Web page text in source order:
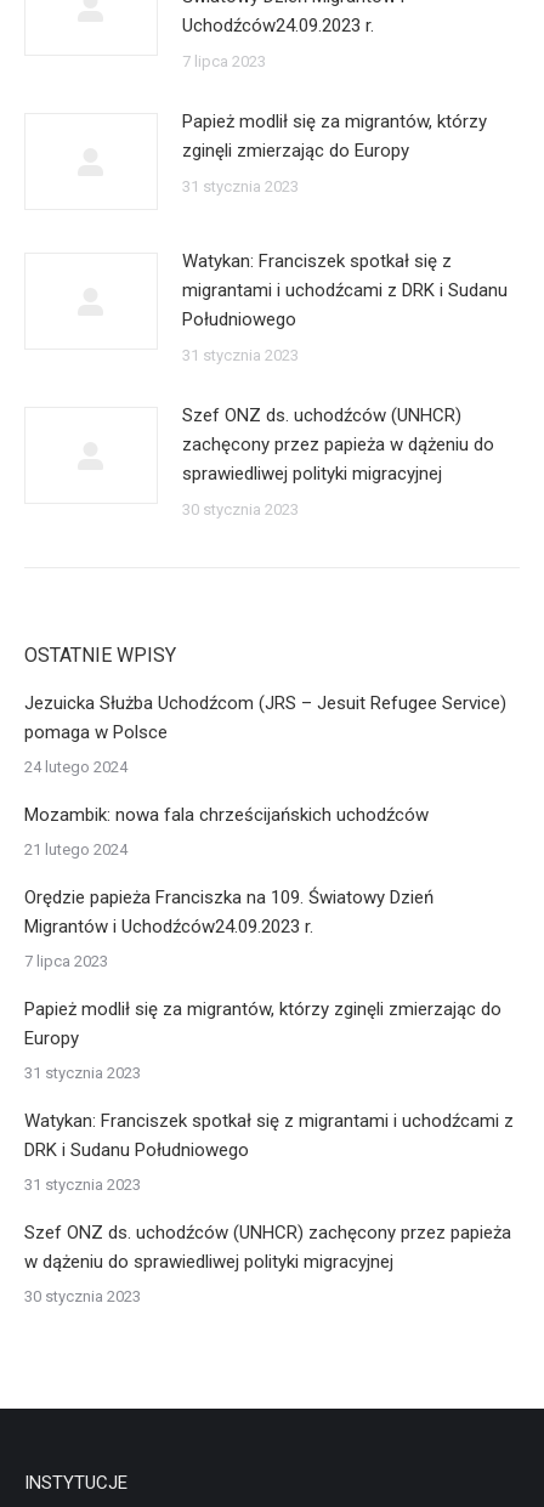
Uchodźców24.09.2023 r.
7 lipca 2023
Papież modlił się za migrantów, którzy
zginęli zmierzając do Europy
31 stycznia 2023
Watykan: Franciszek spotkał się z
migrantami i uchodźcami z DRK i Sudanu
Południowego
31 stycznia 2023
Szef ONZ ds. uchodźców (UNHCR)
zachęcony przez papieża w dążeniu do
sprawiedliwej polityki migracyjnej
30 stycznia 2023
OSTATNIE WPISY
Jezuicka Służba Uchodźcom (JRS – Jesuit Refugee Service)
pomaga w Polsce
24 lutego 2024
Mozambik: nowa fala chrześcijańskich uchodźców
21 lutego 2024
Orędzie papieża Franciszka na 109. Światowy Dzień
Migrantów i Uchodźców24.09.2023 r.
7 lipca 2023
Papież modlił się za migrantów, którzy zginęli zmierzając do
Europy
31 stycznia 2023
Watykan: Franciszek spotkał się z migrantami i uchodźcami z
DRK i Sudanu Południowego
31 stycznia 2023
Szef ONZ ds. uchodźców (UNHCR) zachęcony przez papieża
w dążeniu do sprawiedliwej polityki migracyjnej
30 stycznia 2023
INSTYTUCJE